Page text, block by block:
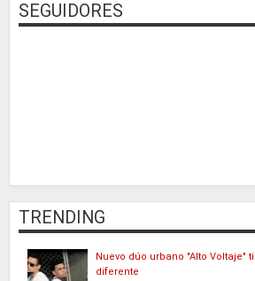
SEGUIDORES
TRENDING
Nuevo dúo urbano "Alto Voltaje"
diferente